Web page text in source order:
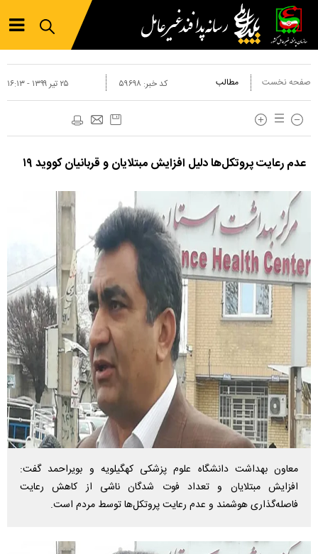
صفحه نخست مطالب ۲۵ تير ۱۳۹۹ - ۱۶:۱۳ کد خبر: ۵۹۶۹۸
عدم رعایت پروتکل‌ها دلیل افزایش مبتلایان و قربانیان کووید ۱۹
معاون بهداشت دانشگاه علوم پزشکی کهگیلویه و بویراحمد گفت:
افزایش مبتلایان و تعداد فوت شدگان ناشی از کاهش رعایت
فاصله‌گذاری هوشمند و عدم رعایت پروتکل‌ها توسط مردم است.